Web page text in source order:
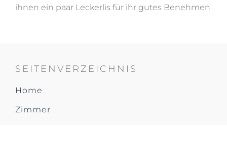
ihnen ein paar Leckerlis für ihr gutes Benehmen.
SEITENVERZEICHNIS
Home
Zimmer